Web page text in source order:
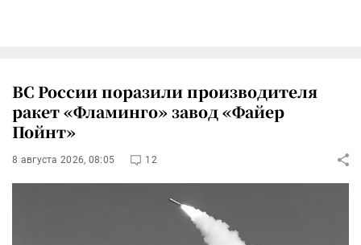
ВС России поразили производителя
ракет «Фламинго» завод «Файер
Пойнт»
8 августа 2026, 08:05 12